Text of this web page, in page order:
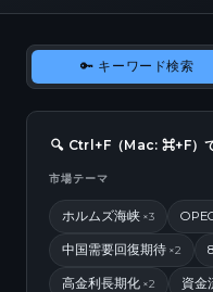
🔑 キーワード検索
🔍 Ctrl+F（Mac: ⌘+F）
市場テーマ
ホルムズ海峡 ×3
中国需要回復期待 ×2
高金利長期化 ×2 資金